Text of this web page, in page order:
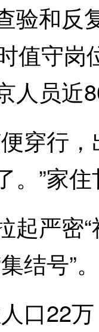
和反
值守岗
人员近
行，
。”家
严密“
结号”。
22万